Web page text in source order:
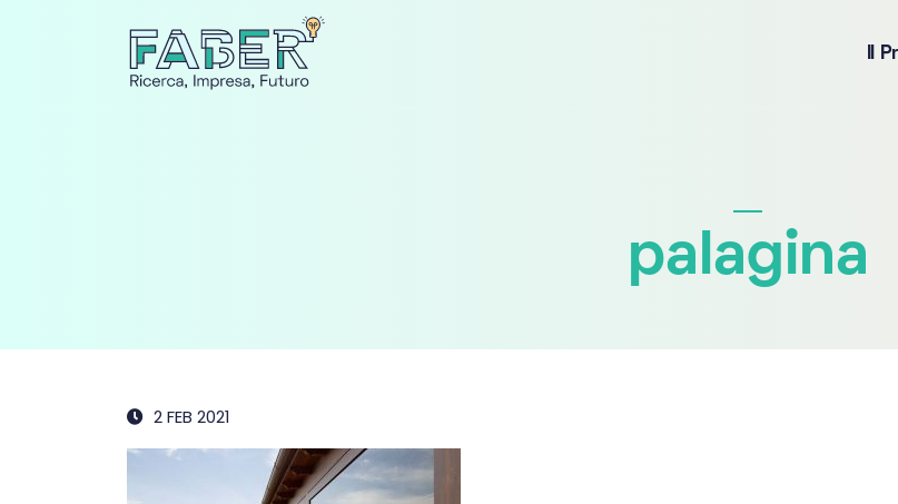
Il
palagina
2 FEB 2021